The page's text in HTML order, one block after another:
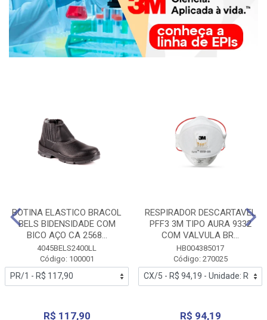
BOTINA ELASTICO BRACOL
BELS BIDENSIDADE COM
BICO AÇO CA 2568...
4045BELS2400LL
Código: 100001
R$ 117,90
RESPIRADOR DESCARTAVEL
PFF3 3M TIPO AURA 9332
COM VALVULA BR...
HB004385017
Código: 270025
R$ 94,19